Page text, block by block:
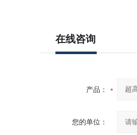
在线咨询
产品：
您的单位：